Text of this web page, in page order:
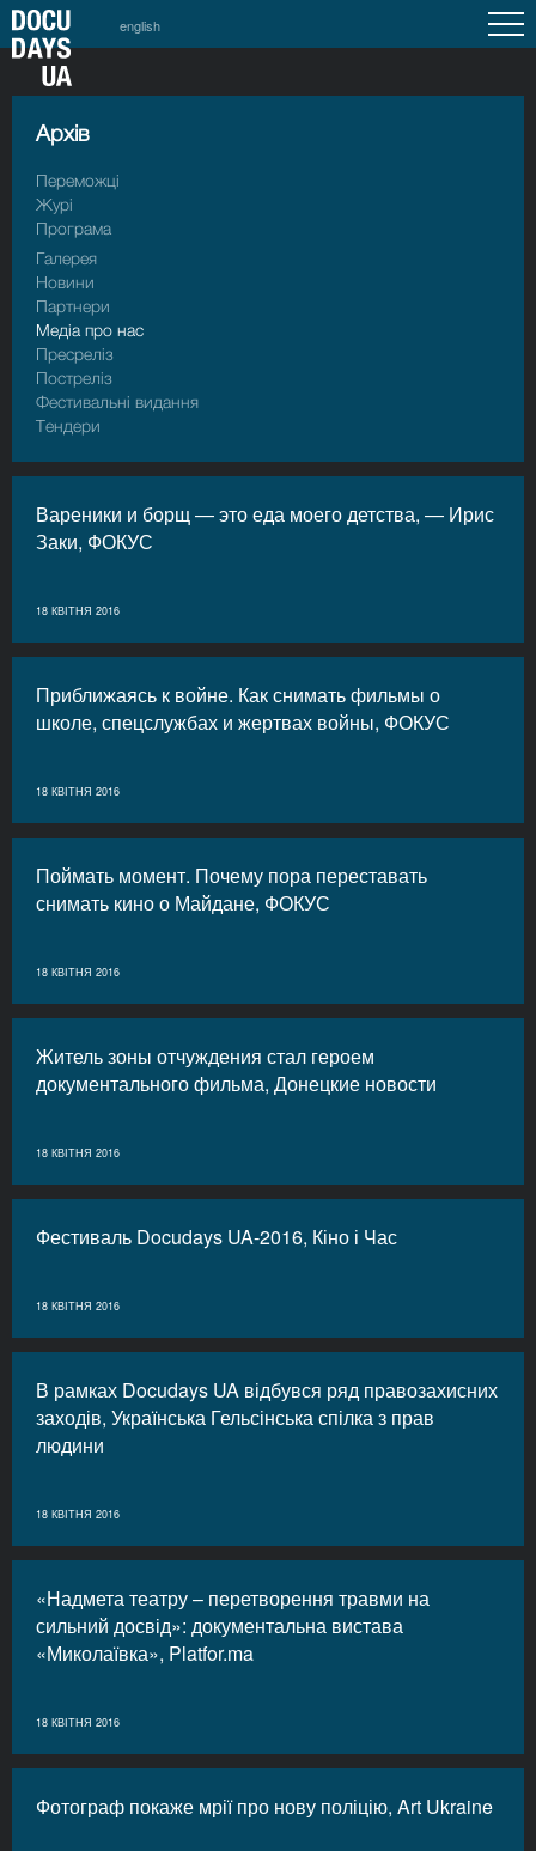
english
Архiв
Переможці
Журі
Програма
Галерея
Новини
Партнери
Медіа про нас
Пресрелiз
Пострелiз
Фестивальні видання
Тендери
Вареники и борщ — это еда моего детства, — Ирис
Заки, ФОКУС
18 КВІТНЯ 2016
Приближаясь к войне. Как снимать фильмы о
школе, спецслужбах и жертвах войны, ФОКУС
18 КВІТНЯ 2016
Поймать момент. Почему пора переставать
снимать кино о Майдане, ФОКУС
18 КВІТНЯ 2016
Житель зоны отчуждения стал героем
документального фильма, Донецкие новости
18 КВІТНЯ 2016
Фестиваль Docudays UA-2016, Кіно і Час
18 КВІТНЯ 2016
В рамках Docudays UA відбувся ряд правозахисних
заходів, Українська Гельсінська спілка з прав
людини
18 КВІТНЯ 2016
«Надмета театру – перетворення травми на
сильний досвід»: документальна вистава
«Миколаївка», Platfor.ma
18 КВІТНЯ 2016
Фотограф покаже мрії про нову поліцію, Art Ukraine